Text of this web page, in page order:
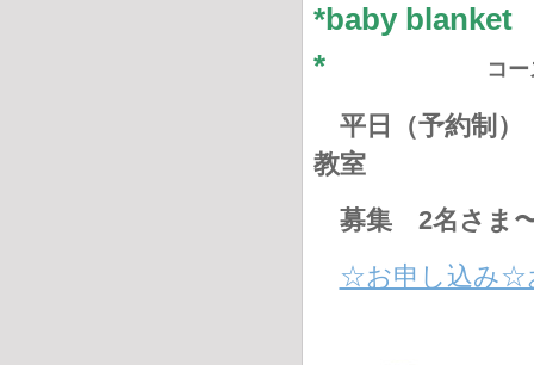
*baby blanket
*
コ
平日（予約
教室
募集 2名さま
☆お申し込み☆